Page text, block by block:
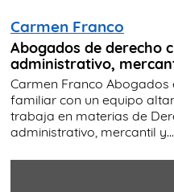
Carmen Franco
Abogados de derecho
administrativo,
Carmen Franco
familiar con un equipo
trabaja en materias de
administrativo, mercantil y...